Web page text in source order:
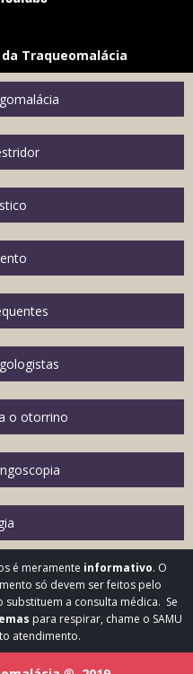
Traqueomalácia
o otorrino
é meramente informativo. O
só devem ser feitos pelo
a consulta médica. Se
para respirar, chame o SAMU
atendimento.